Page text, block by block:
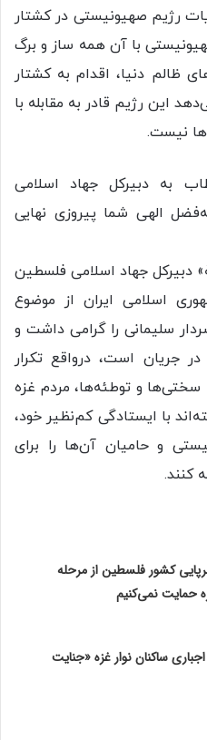
رژیم صهیونیستی در کشتار
با آن همه ساز و برگ
ظالم دنیا، اقدام به کشتار
این رژیم قادر به مقابله با
نیست.
به دبیرکل جهاد اسلامی
الهی شما پیروزی نهایی
دبیرکل جهاد اسلامی فلسطین
اسلامی ایران از موضوع
سلیمانی را گرامی داشت و
جریان است، درواقع تکرار
و توطئه‌ها، مردم غزه
با ایستادگی کم‌نظیر خود،
و حامیان آن‌ها را برای
کنند.
کشور فلسطین از مرحله
حمایت نمی‌کنیم
ساکنان نوار غزه «جنایت